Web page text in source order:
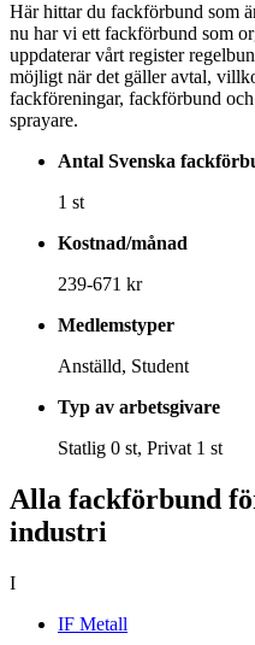
Här hittar du fackförbund som
nu har vi ett fackförbund som
uppdaterar vårt register
möjligt när det gäller avtal,
fackföreningar, fackförbund
sprayare.
Antal Svenska
1 st
Kostnad/månad
239-671 kr
Medlemstyper
Anställd, Student
Typ av arbetsgivare
Statlig 0 st, Privat 1 st
Alla fackförbund
industri
I
IF Metall